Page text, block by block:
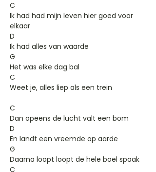
C
Ik had had mijn leven hier goed voor
elkaar
D
Ik had alles van waarde
G
Het was elke dag bal
C
Weet je, alles liep als een trein
C
Dan opeens de lucht valt een bom
D
En landt een vreemde op aarde
G
Daarna loopt loopt de hele boel spaak
C